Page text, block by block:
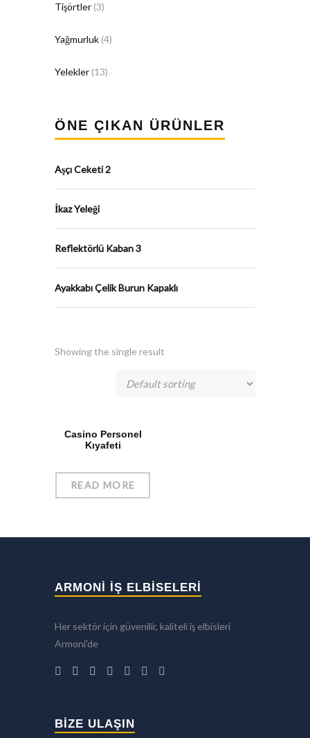
Tişörtler (3)
Yağmurluk (4)
Yelekler (13)
ÖNE ÇIKAN ÜRÜNLER
Aşçı Ceketi 2
İkaz Yeleği
Reflektörlü Kaban 3
Ayakkabı Çelik Burun Kapaklı
Showing the single result
Casino Personel
Kıyafeti
READ MORE
ARMONİ İŞ ELBİSELERİ
Her sektör için güvenilir, kaliteli iş elbisleri
Armoni'de
BIZE ULAŞIN